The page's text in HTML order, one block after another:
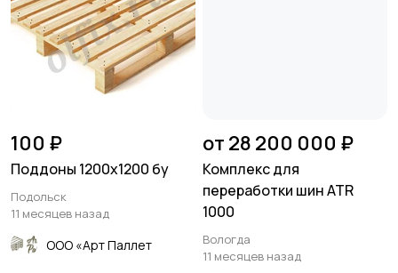
100 ₽
Поддоны 1200х1200 бу
Подольск
11 месяцев назад
ООО «Арт Паллет
от 28 200 000 ₽
Комплекс для
переработки шин ATR
1000
Вологда
11 месяцев назад